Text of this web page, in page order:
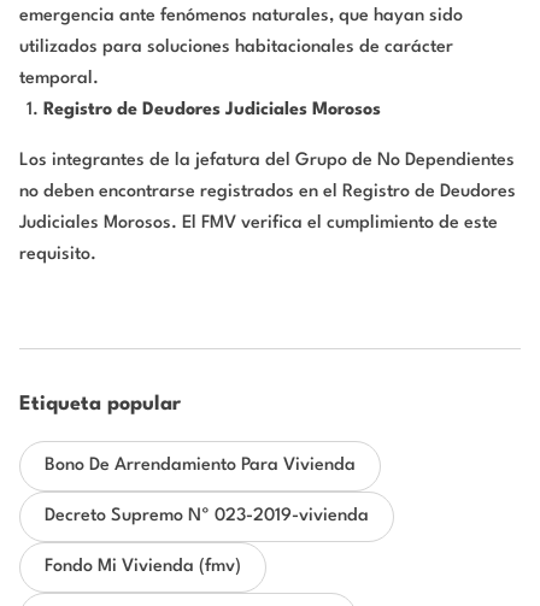
emergencia ante fenómenos naturales, que hayan sido
utilizados para soluciones habitacionales de carácter
temporal.
Registro de Deudores Judiciales Morosos
Los integrantes de la jefatura del Grupo de No Dependientes
no deben encontrarse registrados en el Registro de Deudores
Judiciales Morosos. El FMV verifica el cumplimiento de este
requisito.
Etiqueta popular
Bono De Arrendamiento Para Vivienda
Decreto Supremo Nº 023-2019-vivienda
Fondo Mi Vivienda (fmv)